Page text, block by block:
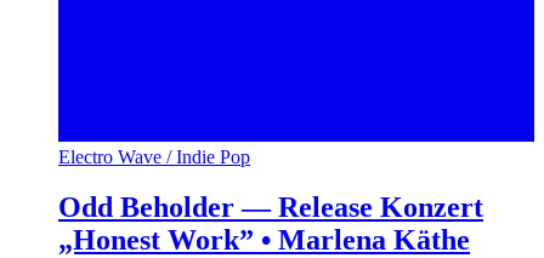
Electro Wave / Indie Pop
Odd Beholder — Release Konzert
„Honest Work” • Marlena Käthe